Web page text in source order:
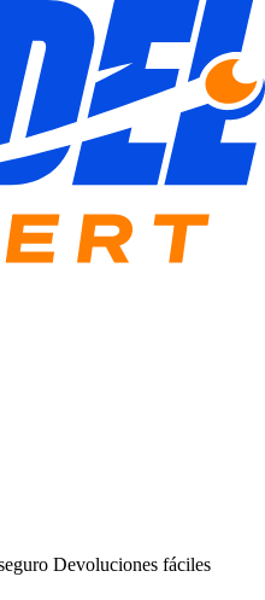
Devoluciones fáciles